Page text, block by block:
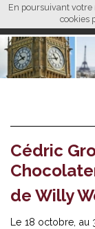
En poursuivant votre
cookies
L M
Cédric
de Willy
Le 18 octobre, au